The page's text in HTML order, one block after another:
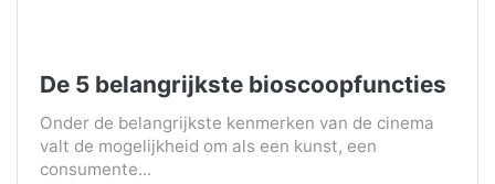
De 5 belangrijkste bioscoopfuncties
Onder de belangrijkste kenmerken van de cinema
valt de mogelijkheid om als een kunst, een
consumente...